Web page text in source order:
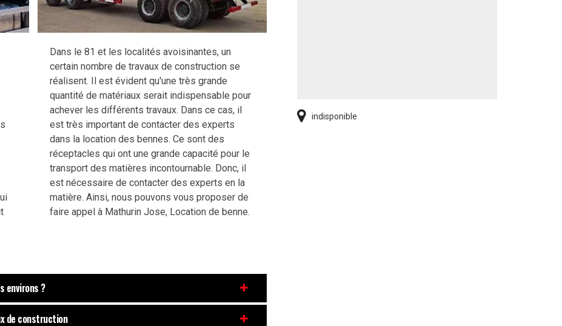
Dans le 81 et les localités avoisinantes, un
certain nombre de travaux de construction se
réalisent. Il est évident qu'une très grande
quantité de matériaux serait indispensable pour
achever les différents travaux. Dans ce cas, il
est très important de contacter des experts
dans la location des bennes. Ce sont des
réceptacles qui ont une grande capacité pour le
transport des matières incontournable. Donc, il
est nécessaire de contacter des experts en la
matière. Ainsi, nous pouvons vous proposer de
faire appel à Mathurin Jose, Location de benne.
environs ?
de construction
indisponible